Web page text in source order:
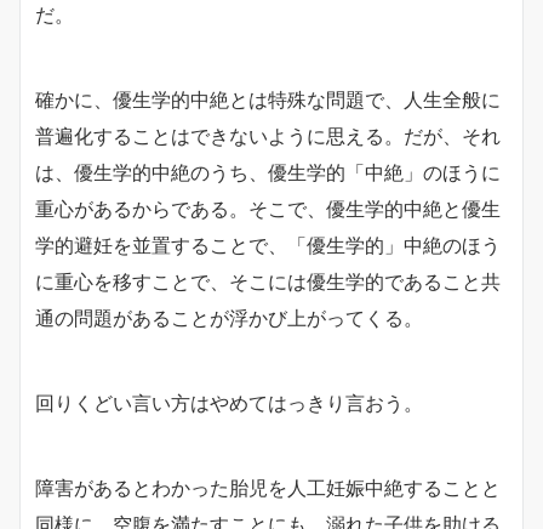
だ。
確かに、優生学的中絶とは特殊な問題で、人生全般に
普遍化することはできないように思える。だが、それ
は、優生学的中絶のうち、優生学的「中絶」のほうに
重心があるからである。そこで、優生学的中絶と優生
学的避妊を並置することで、「優生学的」中絶のほう
に重心を移すことで、そこには優生学的であること共
通の問題があることが浮かび上がってくる。
回りくどい言い方はやめてはっきり言おう。
障害があるとわかった胎児を人工妊娠中絶することと
同様に、空腹を満たすことにも、溺れた子供を助ける